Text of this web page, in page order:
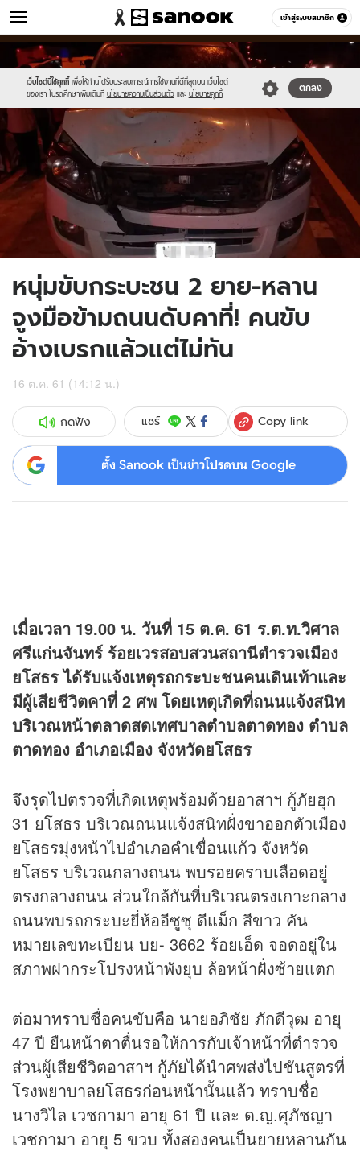
เข้าสู่ระบบสมาชิก
ข่าว หมวดอื่นๆ
เว็บไซต์นี้ใช้คุกกี้ เพื่อให้ท่านได้รับประสบการณ์การใช้งานที่ดีที่สุดบน เว็บไซต์
ของเรา โปรดศึกษาเพิ่มเติมที่ นโยบายความเป็นส่วนตัว และ นโยบายคุกกี้
ตกลง
Sanook
//s.isanook.com/sr/0/images/logo-
new-
sanook.png
600
60
//s.isanook.com/ns/0/ud/1508/7543558/8.jpg
หนุ่มขับกระบะชน 2 ยาย-หลาน
จูงมือข้ามถนนดับคาที่! คนขับ
อ้างเบรกแล้วแต่ไม่ทัน
16 ต.ค. 61 (14:12 น.)
กดฟัง แชร์ Copy link
ตั้ง Sanook เป็นข่าวโปรดบน Google
เมื่อเวลา 19.00 น. วันที่ 15 ต.ค. 61 ร.ต.ท.วิศาล
ศรีแก่นจันทร์ ร้อยเวรสอบสวนสถานีตำรวจเมือง
ยโสธร ได้รับแจ้งเหตุรถกระบะชนคนเดินเท้าและ
มีผู้เสียชีวิตคาที่ 2 ศพ โดยเหตุเกิดที่ถนนแจ้งสนิท
บริเวณหน้าตลาดสดเทศบาลตำบลตาดทอง ตำบล
ตาดทอง อำเภอเมือง จังหวัดยโสธร
จึงรุดไปตรวจที่เกิดเหตุพร้อมด้วยอาสาฯ กู้ภัยฮุก
31 ยโสธร บริเวณถนนแจ้งสนิทฝั่งขาออกตัวเมือง
ยโสธรมุ่งหน้าไปอำเภอคำเขื่อนแก้ว จังหวัด
ยโสธร บริเวณกลางถนน พบรอยคราบเลือดอยู่
ตรงกลางถนน ส่วนใกล้กันที่บริเวณตรงเกาะกลาง
ถนนพบรถกระบะยี่ห้ออีซูซุ ดีแม็ก สีขาว คัน
หมายเลขทะเบียน บย- 3662 ร้อยเอ็ด จอดอยู่ใน
สภาพฝากระโปรงหน้าพังยุบ ล้อหน้าฝั่งซ้ายแตก
ต่อมาทราบชื่อคนขับคือ นายอภิชัย ภักดีวุฒ อายุ
47 ปี ยืนหน้าตาตื่นรอให้การกับเจ้าหน้าที่ตำรวจ
ส่วนผู้เสียชีวิตอาสาฯ กู้ภัยได้นำศพส่งไปชันสูตรที่
โรงพยาบาลยโสธรก่อนหน้านั้นแล้ว ทราบชื่อ
นางวิไล เวชกามา อายุ 61 ปี และ ด.ญ.ศุภัชญา
เวชกามา อายุ 5 ขวบ ทั้งสองคนเป็นยายหลานกัน